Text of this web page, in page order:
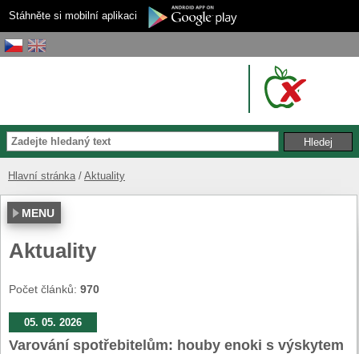
Stáhněte si mobilní aplikaci
Hlavní stránka Aktuality
MENU
Aktuality
Počet článků: 970
05. 05. 2026
Varování spotřebitelům: houby enoki s výskytem